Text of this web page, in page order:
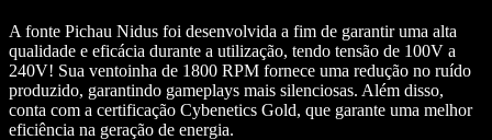
A fonte Pichau Nidus foi desenvolvida a fim de garantir uma alta
qualidade e eficácia durante a utilização, tendo tensão de 100V a
240V! Sua ventoinha de 1800 RPM fornece uma redução no ruído
produzido, garantindo gameplays mais silenciosas. Além disso,
conta com a certificação Cybenetics Gold, que garante uma melhor
eficiência na geração de energia.